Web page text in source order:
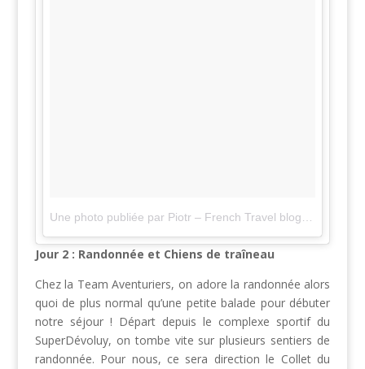
Une photo publiée par Piotr – French Travel blogger🌍 (@bienvoyager)
Jour 2 : Randonnée et Chiens de traîneau
Chez la Team Aventuriers, on adore la randonnée alors
quoi de plus normal qu’une petite balade pour débuter
notre séjour ! Départ depuis le complexe sportif du
SuperDévoluy, on tombe vite sur plusieurs sentiers de
randonnée. Pour nous, ce sera direction le Collet du